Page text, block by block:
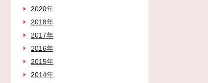
2020年
2018年
2017年
2016年
2015年
2014年